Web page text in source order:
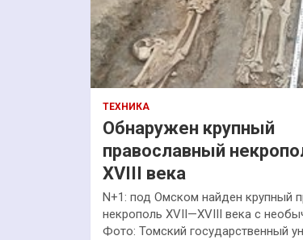
ТЕХНИКА
Обнаружен крупный
православный
XVIII века
N+1: под Омском найден крупный
некрополь XVII—XVIII века с
Фото: Томский государственный